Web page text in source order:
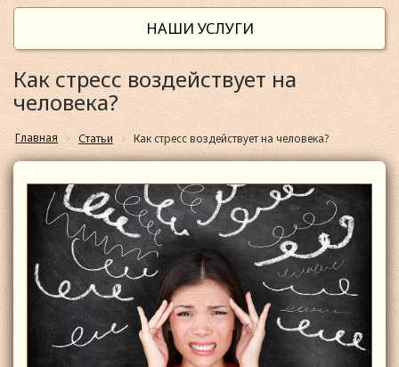
НАШИ УСЛУГИ
Как стресс воздействует на
человека?
Главная Статьи Как стресс воздействует на человека?